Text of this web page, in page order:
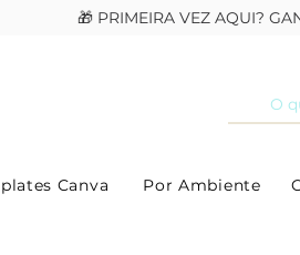
🎁 PRIMEIRA VEZ AQUI?
Canva Por Ambiente